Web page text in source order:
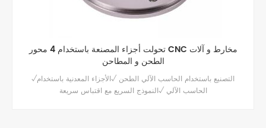
تحولت أجزاء المصنعة باستخدام 4 محور CNC مخارط و آلات
الطحن و المطاحن
√التصنيع باستخدام الحاسب الآلي الطحن √الأجزاء المعدنية باستخدام
الحاسب الآلي √النموذج السريع مع اقتباس سريعة